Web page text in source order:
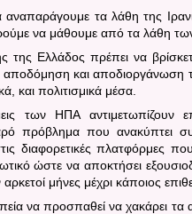
αναπαράγουμε τα λάθη της
να μάθουμε από τα λάθη
Ελλάδος πρέπει να
και αποδιοργάνωση
και πολιτισμικά μέσα.
των ΗΠΑ αντιμετωπίζουν
πρόβλημα που ανακύπτει
διαφορετικές πλατφόρμες
ώστε να αποκτήσει
μήνες μέχρι κάποιος
να προσπαθεί να χακάρει